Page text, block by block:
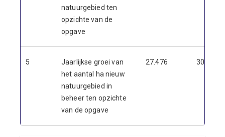
natuurgebied ten
opzichte van de
opgave
5
Jaarlijkse groei van
het aantal ha nieuw
natuurgebied in
beheer ten opzichte
van de opgave
27.476 30,14